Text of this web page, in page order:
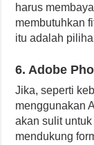
harus
membutuhkan
itu adalah
6. Adobe
Jika, seperti
menggunakan
akan sulit
mendukung